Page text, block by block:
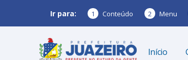
Ir para: 1 Conteúdo 2 Menu
Início